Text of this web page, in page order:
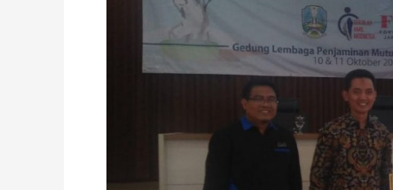
Adakan
Perdana